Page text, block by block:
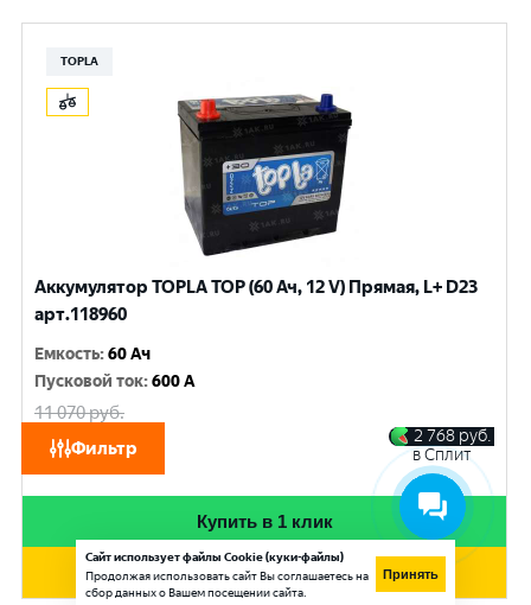
Фильтр
TOPLA
Аккумулятор TOPLA TOP (60 Ач, 12 V) Прямая, L+ D23
арт.118960
Емкость:60 Ач
Пусковой ток:600 A
11 070руб.
10 530руб. 2 768 руб.
в Сплит
Купить в 1 клик
Добавить в корзину
Сайт использует файлы Cookie (куки-файлы)
Продолжая использовать сайт Вы соглашаетесь на
сбор данных о Вашем посещении сайта.
Принять